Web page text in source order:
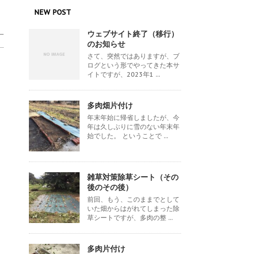
NEW POST
ウェブサイト終了（移行）
のお知らせ
さて、突然ではありますが、ブ
ログという形でやってきた本サ
イトですが、2023年1 ...
多肉畑片付け
年末年始に帰省しましたが、今
年は久しぶりに雪のない年末年
始でした。 ということで ...
雑草対策除草シート（その
後のその後）
前回、もう、このままでとして
いた畑からはがれてしまった除
草シートですが、多肉の整 ...
多肉片付け